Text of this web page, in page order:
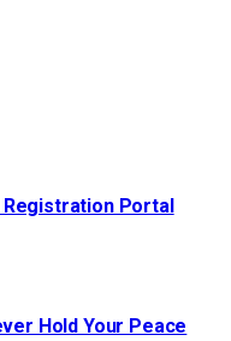
Registration Portal
Hold Your Peace